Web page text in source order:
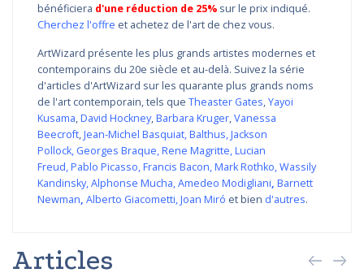
bénéficiera d'une réduction de 25% sur le prix indiqué.
Cherchez l'offre et achetez de l'art de chez vous.
ArtWizard présente les plus grands artistes modernes et
contemporains du 20e siècle et au-delà. Suivez la série
d'articles d'ArtWizard sur les quarante plus grands noms
de l'art contemporain, tels que Theaster Gates,Yayoi
Kusama,David Hockney,Barbara Kruger,Vanessa
Beecroft,Jean-Michel Basquiat,Balthus,Jackson
Pollock, Georges Braque,Rene Magritte,Lucian
Freud,Pablo Picasso,Francis Bacon,Mark Rothko,Wassily
Kandinsky,Alphonse Mucha,Amedeo Modigliani, Barnett
Newman, Alberto Giacometti,Joan Miró et bien d'autres.
Articles